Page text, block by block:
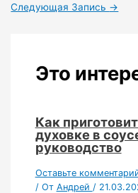
Следующая Запись →
Это
Как
духовке в
руководство
Оставьте
/ От Андрей /